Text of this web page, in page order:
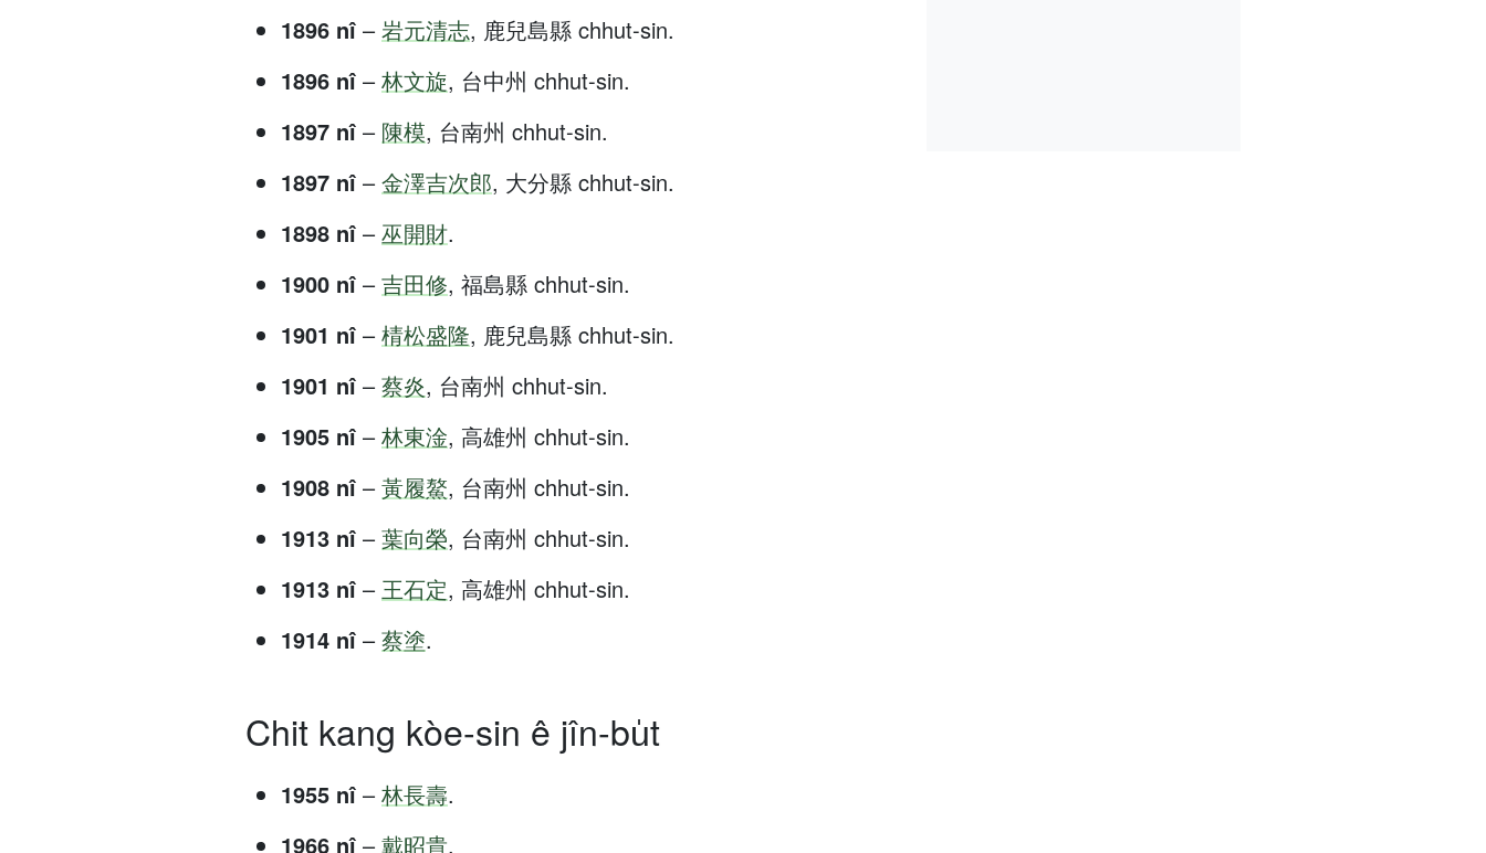
1896 nî – 岩元清志, 鹿兒島縣 chhut-sin.
1896 nî – 林文旋, 台中州 chhut-sin.
1897 nî – 陳模, 台南州 chhut-sin.
1897 nî – 金澤吉次郎, 大分縣 chhut-sin.
1898 nî – 巫開財.
1900 nî – 吉田修, 福島縣 chhut-sin.
1901 nî – 棈松盛隆, 鹿兒島縣 chhut-sin.
1901 nî – 蔡炎, 台南州 chhut-sin.
1905 nî – 林東淦, 高雄州 chhut-sin.
1908 nî – 黃履鰲, 台南州 chhut-sin.
1913 nî – 葉向榮, 台南州 chhut-sin.
1913 nî – 王石定, 高雄州 chhut-sin.
1914 nî – 蔡塗.
Chit kang kòe-sin ê jîn-bu̍t
1955 nî – 林長壽.
1966 nî – 戴昭貴.